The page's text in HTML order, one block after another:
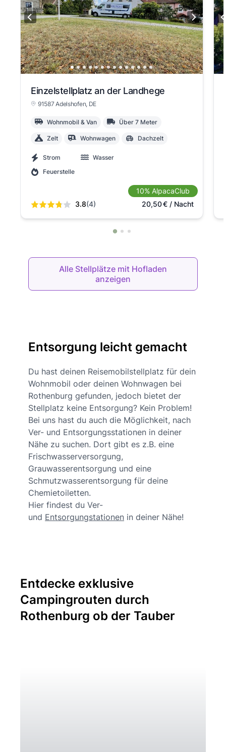
Einzelstellplatz an der Landhege
91587 Adelshofen, DE
Wohnmobil & Van Über 7 Meter
Zelt Wohnwagen Dachzelt
Strom
Wasser
Feuerstelle
3.8(4)
10% AlpacaClub
20,50€/ Nacht
Alle Stellplätze mit Hofladen
anzeigen
Entsorgung leicht gemacht
Du hast deinen Reisemobilstellplatz für dein
Wohnmobil oder deinen Wohnwagen bei
Rothenburg gefunden, jedoch bietet der
Stellplatz keine Entsorgung? Kein Problem!
Bei uns hast du auch die Möglichkeit, nach
Ver- und Entsorgungsstationen in deiner
Nähe zu suchen. Dort gibt es z.B. eine
Frischwasserversorgung,
Grauwasserentsorgung und eine
Schmutzwasserentsorgung für deine
Chemietoiletten.
Hier findest du Ver-
und Entsorgungstationen in deiner Nähe!
Entdecke exklusive
Campingrouten durch
Rothenburg ob der Tauber